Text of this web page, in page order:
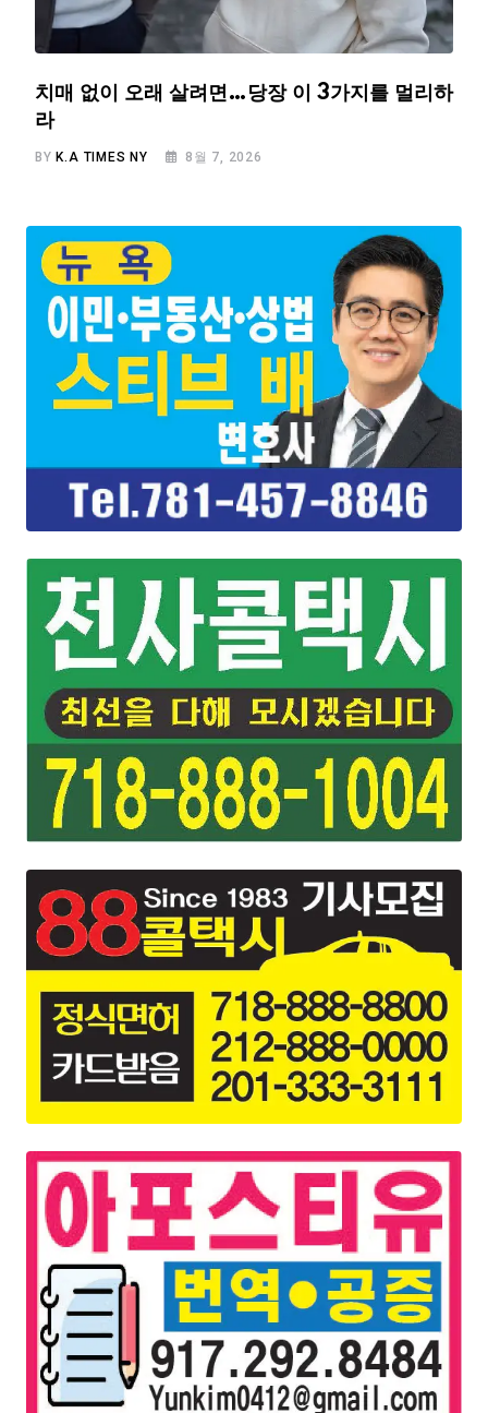
치매 없이 오래 살려면…당장 이 3가지를 멀리하
라
BYK.A TIMES NY 8월 7, 2026